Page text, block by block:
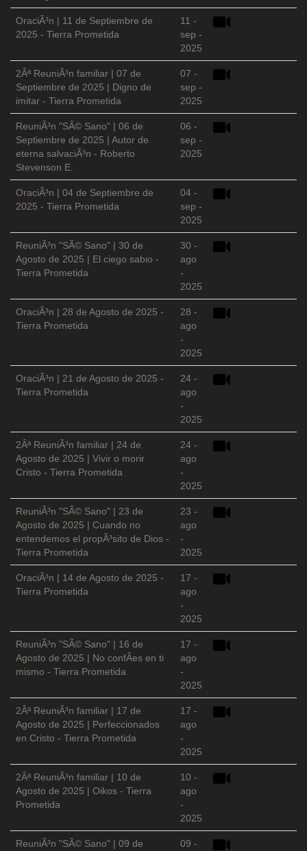
OraciÃ³n | 11 de Septiembre de
2025 - Tierra Prometida
11 -
sep -
2025
2Âª ReuniÃ³n familiar | 07 de
Septiembre de 2025 | Digno de
imitar - Tierra Prometida
07 -
sep -
2025
ReuniÃ³n "SÃ© Sano" | 06 de
Septiembre de 2025 | Autor de
eterna salvaciÃ³n - Roberto
Stevenson E.
06 -
sep -
2025
OraciÃ³n | 04 de Septiembre de
2025 - Tierra Prometida
04 -
sep -
2025
ReuniÃ³n "SÃ© Sano" | 30 de
Agosto de 2025 | El ciego sabio -
Tierra Prometida
30 -
ago
-
2025
OraciÃ³n | 28 de Agosto de 2025 -
Tierra Prometida
28 -
ago
-
2025
OraciÃ³n | 21 de Agosto de 2025 -
Tierra Prometida
24 -
ago
-
2025
2Âª ReuniÃ³n familiar | 24 de
Agosto de 2025 | Vivir o morir
Cristo - Tierra Prometida
24 -
ago
-
2025
ReuniÃ³n "SÃ© Sano" | 23 de
Agosto de 2025 | Cuando no
entendemos el propÃ³sito de Dios -
Tierra Prometida
23 -
ago
-
2025
OraciÃ³n | 14 de Agosto de 2025 -
Tierra Prometida
17 -
ago
-
2025
ReuniÃ³n "SÃ© Sano" | 16 de
Agosto de 2025 | No confÃ­es en ti
mismo - Tierra Prometida
17 -
ago
-
2025
2Âª ReuniÃ³n familiar | 17 de
Agosto de 2025 | Perfeccionados
en Cristo - Tierra Prometida
17 -
ago
-
2025
2Âª ReuniÃ³n familiar | 10 de
Agosto de 2025 | Oikos - Tierra
Prometida
10 -
ago
-
2025
ReuniÃ³n "SÃ© Sano" | 09 de
09 -